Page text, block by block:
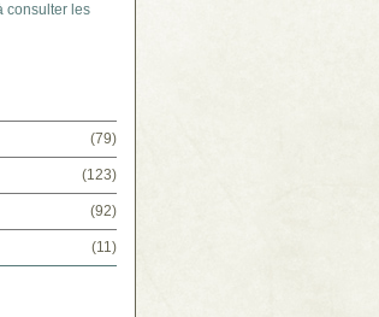
consulter les
(79)
(123)
(92)
(11)